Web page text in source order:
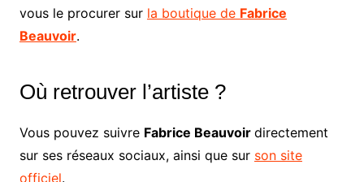
vous le procurer sur la boutique de Fabrice
Beauvoir.
Où retrouver l’artiste ?
Vous pouvez suivre Fabrice Beauvoir directement
sur ses réseaux sociaux, ainsi que sur son site
officiel.